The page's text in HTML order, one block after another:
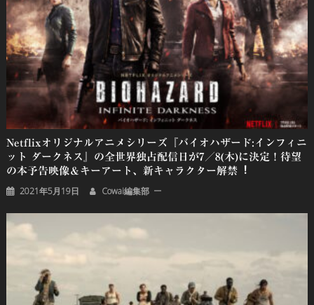
Netflixオリジナルアニメシリーズ『バイオハザード:インフィニ
ット ダークネス』の全世界独占配信日が7／8(木)に決定！待望
の本予告映像＆キーアート、新キャラクター解禁︕
2021年5月19日 Cowai編集部